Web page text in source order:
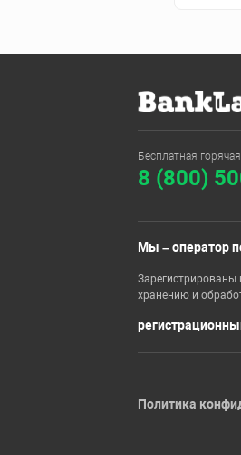
Бесплатная
8 (800)
Мы – оператор
хранению и
Политика